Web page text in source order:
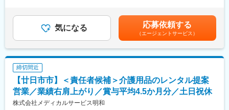
【業務内容】
病院の医師や看護師、臨床工学技士などの医療従事者対し、情報
提供と提案営業を担当頂きます！基本的には既存顧客向けのルー
ト営業がメイン(一部新規あり)で、直行直帰の勤務が多く、自身で
スケジュール管理が可能なため、メリハリがある働き方ができま
す。
多くの方が未経験からキャリアチェンジをされておりますが、医
療機器の使用方法の提案から、治療現場でのサポートまで、一貫
して医療現場に携わることができ、非常に社会貢献性を感じられ
るお仕事です！
気になる 応募依頼する
（エージェントサービス）
締切間近
【廿日市市】＜責任者候補＞介護用品のレンタル提案
営業／業績右肩上がり／賞与平均4.5か月分／土日祝休
株式会社メディカルサービス明和